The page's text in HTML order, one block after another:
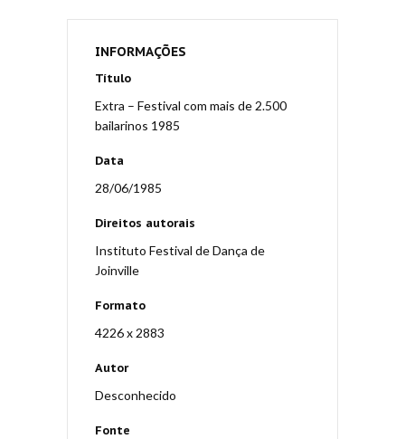
INFORMAÇÕES
Título
Extra – Festival com mais de 2.500
bailarinos 1985
Data
28/06/1985
Direitos autorais
Instituto Festival de Dança de
Joinville
Formato
4226 x 2883
Autor
Desconhecido
Fonte